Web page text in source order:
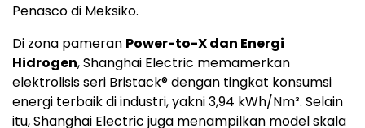
Penasco di Meksiko.
Di zona pameran Power-to-X dan Energi
Hidrogen, Shanghai Electric memamerkan
elektrolisis seri Bristack® dengan tingkat konsumsi
energi terbaik di industri, yakni 3,94 kWh/Nm³. Selain
itu, Shanghai Electric juga menampilkan model skala